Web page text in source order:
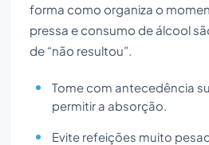
forma como organiza o
pressa e consumo de álcool
de “não resultou”.
Tome com antecedência
permitir a absorção.
Evite refeições muito